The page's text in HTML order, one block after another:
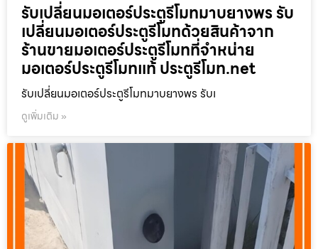
รับเปลี่ยนมอเตอร์ประตูรีโมทมาบยางพร รับ
เปลี่ยนมอเตอร์ประตูรีโมทด้วยสินค้าจาก
ร้านขายมอเตอร์ประตูรีโมทที่จำหน่าย
มอเตอร์ประตูรีโมทแท้ ประตูรีโมท.net
รับเปลี่ยนมอเตอร์ประตูรีโมทมาบยางพร รับเ
ดูเพิ่มเติม »